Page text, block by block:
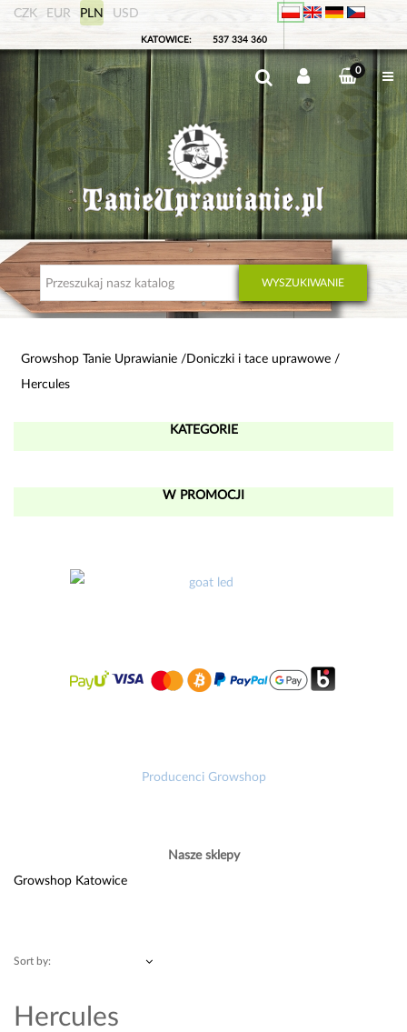
CZK EUR PLN USD
KATOWICE: 537 334 360
0
WYSZUKIWANIE
Growshop Tanie Uprawianie
Doniczki i tace uprawowe
Hercules
KATEGORIE
W PROMOCJI
Producenci Growshop
Nasze sklepy
Growshop Katowice
Sort by:
Hercules